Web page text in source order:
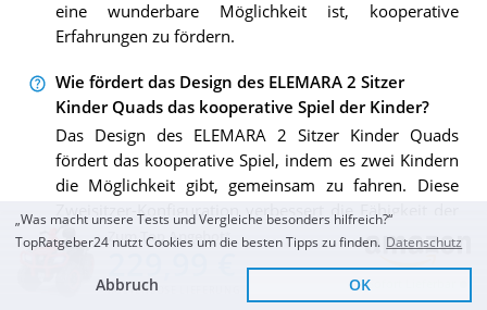
Zum Top Angebot
KOSTENLOSE LIEFERUNG Sofort Lieferbar
eine wunderbare Möglichkeit ist, kooperative
Erfahrungen zu fördern.
Wie fördert das Design des ELEMARA 2 Sitzer
Kinder Quads das kooperative Spiel der Kinder?
Das Design des ELEMARA 2 Sitzer Kinder Quads
fördert das kooperative Spiel, indem es zwei Kindern
die Möglichkeit gibt, gemeinsam zu fahren. Diese
Zweisitzer-Konfiguration verbessert die Fähigkeit der
Kinder, sich bei Abenteuern im Freien zu verbinden,
an Seite auf Entdeckungsreise gehen.
„Was macht unsere Tests und Vergleiche besonders hilfreich?“
TopRatgeber24 nutzt Cookies um die besten Tipps zu finden. Datenschutz
Abbruch OK